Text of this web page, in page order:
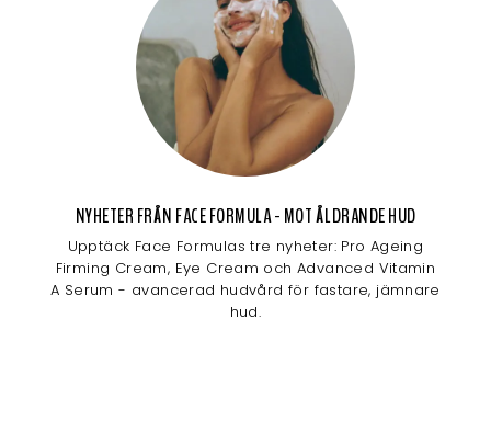
NYHETER FRÅN FACE FORMULA - MOT ÅLDRANDE HUD
Upptäck Face Formulas tre nyheter: Pro Ageing
Firming Cream, Eye Cream och Advanced Vitamin
A Serum - avancerad hudvård för fastare, jämnare
hud.